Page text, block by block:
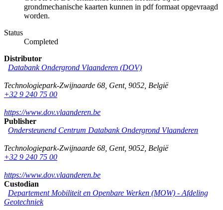
grondmechanische kaarten kunnen in pdf formaat opgevraagd
worden.
Status
Completed
Distributor
Databank Ondergrond Vlaanderen (DOV)
Technologiepark-Zwijnaarde 68 Gent, 9052 België
+32 9 240 75 00
https://www.dov.vlaanderen.be
Publisher
Ondersteunend Centrum Databank Ondergrond Vlaanderen
Technologiepark-Zwijnaarde 68 Gent, 9052 België
+32 9 240 75 00
https://www.dov.vlaanderen.be
Custodian
Departement Mobiliteit en Openbare Werken (MOW) - Afdeling
Geotechniek